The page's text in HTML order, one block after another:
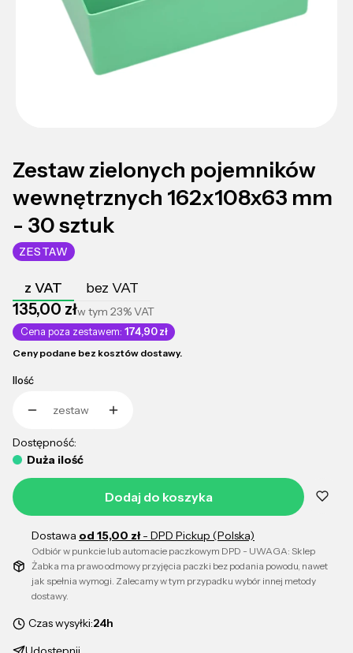
Zestaw zielonych pojemników
wewnętrznych 162x108x63 mm
- 30 sztuk
ZESTAW
z VAT bez VAT
Cena
135,00 złw tym 23%VAT
Cena poza zestawem: 174,90 zł
Ceny podane bez kosztów dostawy.
Ilość
zestaw
Dostępność:
Duża ilość
Dodaj do koszyka
Dostawa od 15,00 zł- DPD Pickup (Polska)
Odbiór w punkcie lub automacie paczkowym DPD - UWAGA: Sklep
Żabka ma prawo odmowy przyjęcia paczki bez podania powodu, nawet
jak spełnia wymogi. Zalecamy w tym przypadku wybór innej metody
dostawy.
Czas wysyłki:24h